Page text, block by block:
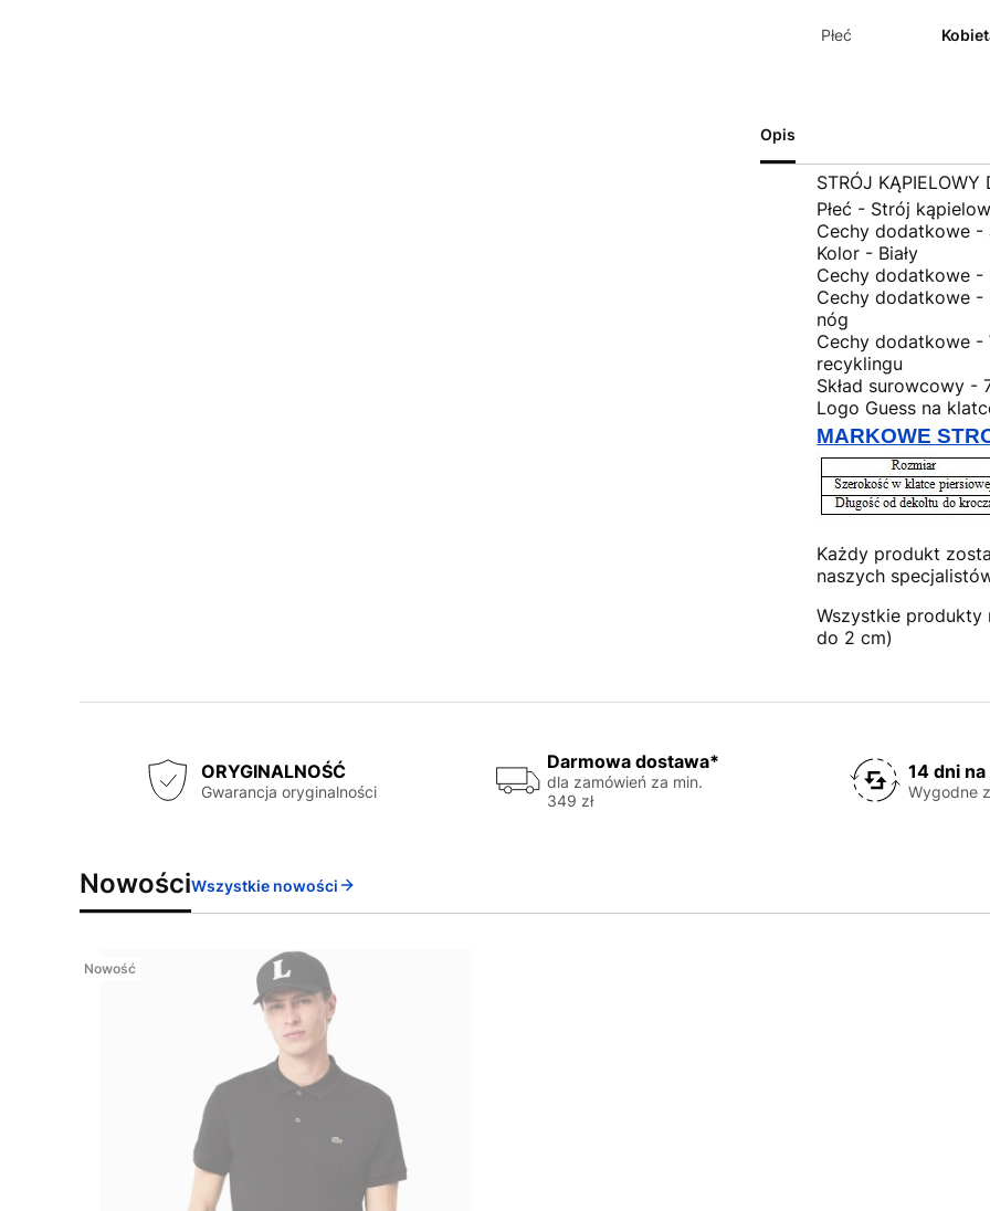
Płeć
Opis
STRÓJ KĄPIELOWY
Płeć - Strój
Cechy dodatkowe
Kolor - Biały
Cechy dodatkowe -
Cechy dodatkowe -
nóg
Cechy dodatkowe -
recyklingu
Skład surowcowy -
Logo Guess na
MARKOWE
Każdy produkt
naszych
Wszystkie produkty
do 2 cm)
ORYGINALNOŚĆ
Gwarancja oryginalności
Darmowa dostawa*
dla zamówień za min.
349 zł
14 dni
Wygodne
NowościWszystkie nowości
Nowość